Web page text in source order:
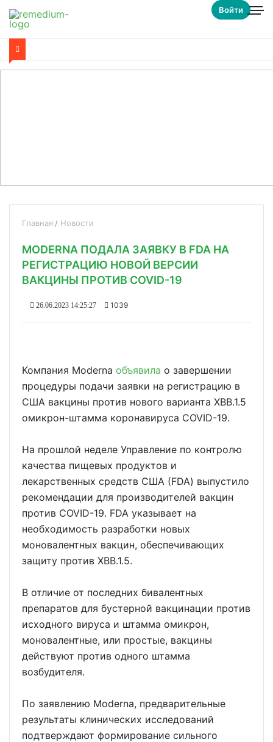
Войти
Главная Новости
MODERNA ПОДАЛА ЗАЯВКУ В FDA НА
РЕГИСТРАЦИЮ НОВОЙ ВЕРСИИ
ВАКЦИНЫ ПРОТИВ СOVID-19
26.06.2023 14:25:27 1039
Компания Moderna объявила о завершении
процедуры подачи заявки на регистрацию в
США вакцины против нового варианта XBB.1.5
омикрон-штамма коронавируса COVID-19.
На прошлой неделе Управление по контролю
качества пищевых продуктов и
лекарственных средств США (FDA) выпустило
рекомендации для производителей вакцин
против COVID-19. FDA указывает на
необходимость разработки новых
моновалентных вакцин, обеспечивающих
защиту против XBB.1.5.
В отличие от последних бивалентных
препаратов для бустерной вакцинации против
исходного вируса и штамма омикрон,
моновалентные, или простые, вакцины
действуют против одного штамма
возбудителя.
По заявлению Moderna, предварительные
результаты клинических исследований
подтверждают формирование сильного